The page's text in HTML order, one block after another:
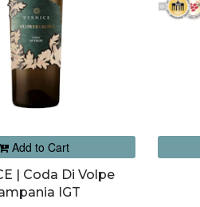
Add to Cart
| Coda Di Volpe
IGT